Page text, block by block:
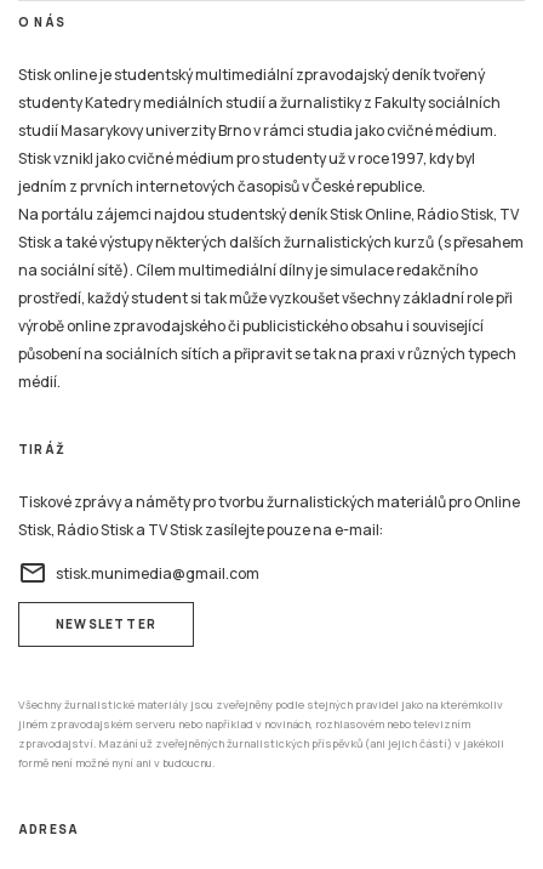
O NÁS
Stisk online je studentský multimediální zpravodajský deník tvořený
studenty Katedry mediálních studií a žurnalistiky z Fakulty sociálních
studií Masarykovy univerzity Brno v rámci studia jako cvičné médium.
Stisk vznikl jako cvičné médium pro studenty už v roce 1997, kdy byl
jedním z prvních internetových časopisů v České republice.
Na portálu zájemci najdou studentský deník Stisk Online, Rádio Stisk, TV
Stisk a také výstupy některých dalších žurnalistických kurzů (s přesahem
na sociální sítě). Cílem multimediální dílny je simulace redakčního
prostředí, každý student si tak může vyzkoušet všechny základní role při
výrobě online zpravodajského či publicistického obsahu i související
působení na sociálních sítích a připravit se tak na praxi v různých typech
médií.
TIRÁŽ
Tiskové zprávy a náměty pro tvorbu žurnalistických materiálů pro Online
Stisk, Rádio Stisk a TV Stisk zasílejte pouze na e-mail:
email stisk.munimedia@gmail.com
NEWSLETTER
Všechny žurnalistické materiály jsou zveřejněny podle stejných pravidel jako na kterémkoliv
jiném zpravodajském serveru nebo například v novinách, rozhlasovém nebo televizním
zpravodajství. Mazání už zveřejněných žurnalistických příspěvků (ani jejich částí) v jakékoli
formě není možné nyní ani v budoucnu.
ADRESA